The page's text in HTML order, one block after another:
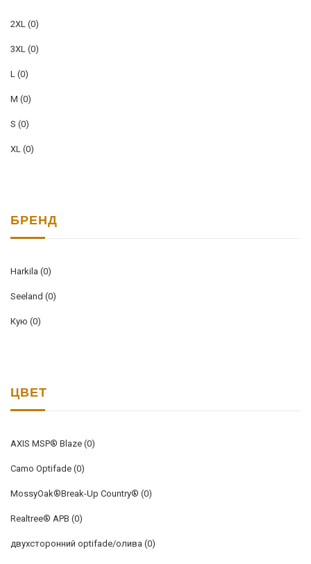
2XL (0)
3XL (0)
L (0)
M (0)
S (0)
XL (0)
БРЕНД
Harkila (0)
Seeland (0)
Кую (0)
ЦВЕТ
AXIS MSP® Blaze (0)
Camo Optifade (0)
MossyOak®Break-Up Country® (0)
Realtree® APB (0)
двухсторонний optifade/олива (0)